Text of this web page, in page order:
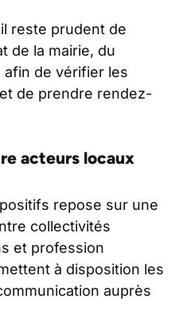
reste prudent de
de la mairie, du
afin de vérifier les
de prendre rendez-
acteurs locaux
repose sur une
collectivités
et profession
à disposition les
auprès